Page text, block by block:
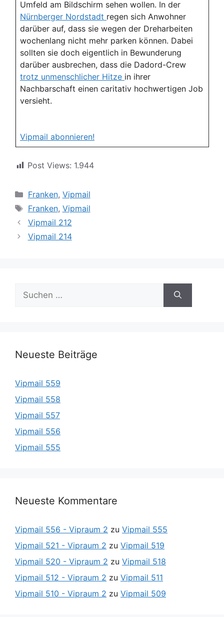
Umfeld am Bildschirm sehen wollen. In der
Nürnberger Nordstadt regen sich Anwohner
darüber auf, dass sie wegen der Dreharbeiten
wochenlang nicht mehr parken können. Dabei
sollten sie doch eigentlich in Bewunderung
darüber ausbrechen, dass die Dadord-Crew
trotz unmenschlicher Hitze in ihrer
Nachbarschaft einen caritativ hochwertigen Job
versieht.
Vipmail abonnieren!
Post Views: 1.944
Kategorien
Franken, Vipmail
Schlagwörter
Franken, Vipmail
Vipmail 212
Vipmail 214
Suche
nach:
Neueste Beiträge
Vipmail 559
Vipmail 558
Vipmail 557
Vipmail 556
Vipmail 555
Neueste Kommentare
Vipmail 556 - Vipraum 2 zu Vipmail 555
Vipmail 521 - Vipraum 2 zu Vipmail 519
Vipmail 520 - Vipraum 2 zu Vipmail 518
Vipmail 512 - Vipraum 2 zu Vipmail 511
Vipmail 510 - Vipraum 2 zu Vipmail 509